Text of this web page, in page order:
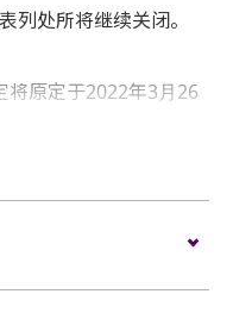
列处所将继续关闭。
将原定于2022年3⽉26
12⽉26⽇于原场地亚洲